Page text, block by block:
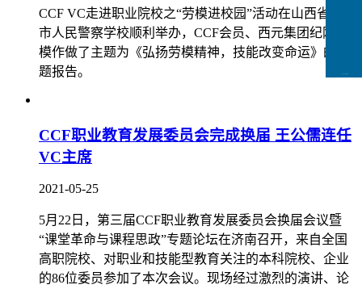
CCF VC走进职业院校之“劳模进校园”活动在山西省临汾
市人民警察学校顺利举办，CCF会员、西元集团纪刚劳
模作做了主题为《弘扬劳模精神，技能改变命运》的专
题报告。
CCF职业教育发展委员会完成换届 王公儒连任
VC主席
2021-05-25
5月22日，第三届CCF职业教育发展委员会换届会议暨
“课堂革命与课程思政”专题论坛在济南召开，来自全国
高职院校、对职业和技能型教育关注的本科院校、企业
的86位委员参加了本次会议。现场经过激烈的演讲、论